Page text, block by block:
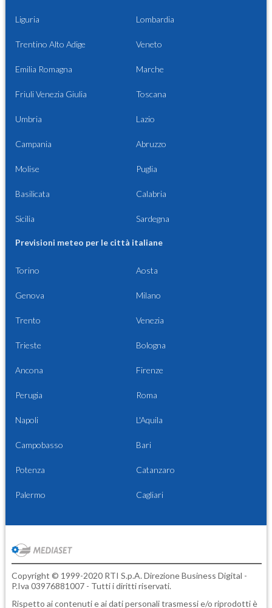
Liguria Lombardia
Trentino Alto Adige Veneto
Emilia Romagna Marche
Friuli Venezia Giulia Toscana
Umbria Lazio
Campania Abruzzo
Molise Puglia
Basilicata Calabria
Sicilia Sardegna
Previsioni meteo per le città italiane
Torino Aosta
Genova Milano
Trento Venezia
Trieste Bologna
Ancona Firenze
Perugia Roma
Napoli L'Aquila
Campobasso Bari
Potenza Catanzaro
Palermo Cagliari
Copyright © 1999-2020 RTI S.p.A. Direzione Business Digital -
P.Iva 03976881007 - Tutti i diritti riservati.
Rispetto ai contenuti e ai dati personali trasmessi e/o riprodotti è